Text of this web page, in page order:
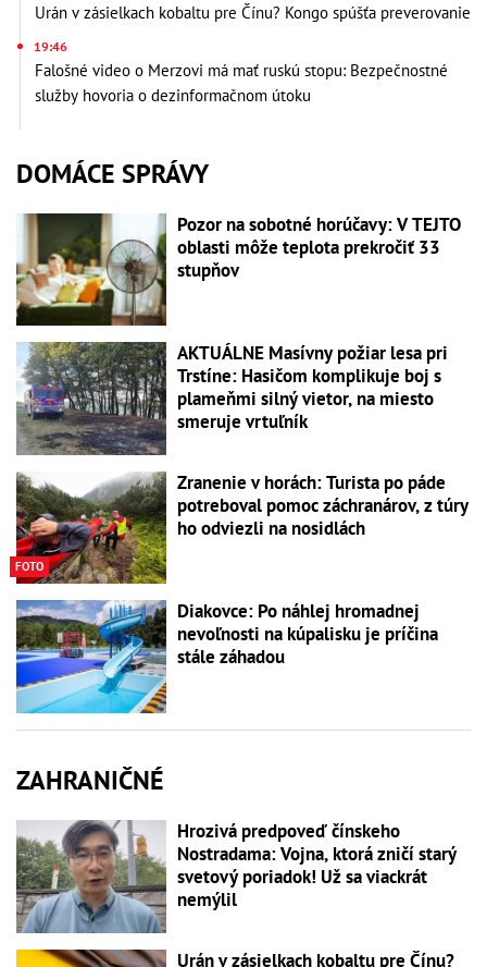
Urán v zásielkach kobaltu pre Čínu? Kongo spúšťa preverovanie
19:46
Falošné video o Merzovi má mať ruskú stopu: Bezpečnostné
služby hovoria o dezinformačnom útoku
DOMÁCE SPRÁVY
Pozor na sobotné horúčavy: V TEJTO
oblasti môže teplota prekročiť 33
stupňov
AKTUÁLNE Masívny požiar lesa pri
Trstíne: Hasičom komplikuje boj s
plameňmi silný vietor, na miesto
smeruje vrtuľník
FOTO
Zranenie v horách: Turista po páde
potreboval pomoc záchranárov, z túry
ho odviezli na nosidlách
Diakovce: Po náhlej hromadnej
nevoľnosti na kúpalisku je príčina
stále záhadou
ZAHRANIČNÉ
Hrozivá predpoveď čínskeho
Nostradama: Vojna, ktorá zničí starý
svetový poriadok! Už sa viackrát
nemýlil
Urán v zásielkach kobaltu pre Čínu?